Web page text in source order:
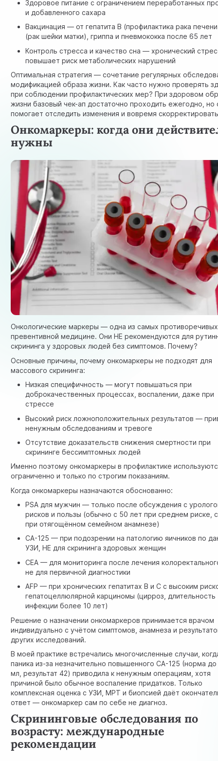
Здоровое питание с ограничением переработанных
и добавленного сахара
Вакцинация — от гепатита В (профилактика рака
(рак шейки матки), гриппа и пневмококка после 65 лет
Контроль стресса и качество сна — хронический
повышает риск метаболических нарушений
Оптимальная стратегия — сочетание регулярных
модификацией образа жизни. Как часто нужно проверять
при соблюдении профилактических мер? При здоровом
жизни базовый чек-ап достаточно проходить ежегодно, но
помогает отследить изменения и вовремя
Онкомаркеры: когда они
нужны
Онкологические маркеры — одна из самых
превентивной медицине. Они НЕ рекомендуются для
скрининга у здоровых людей без симптомов. Почему?
Основные причины, почему онкомаркеры не подходят для
массового скрининга:
Низкая специфичность — могут повышаться при
доброкачественных процессах, воспалении, даже при
стрессе
Высокий риск ложноположительных результатов —
ненужным обследованиям и тревоге
Отсутствие доказательств снижения смертности при
скрининге бессимптомных людей
Именно поэтому онкомаркеры в профилактике
ограниченно и только по строгим показаниям.
Когда онкомаркеры назначаются обоснованно:
PSA для мужчин — только после обсуждения с
рисков и пользы (обычно с 50 лет при среднем риске,
при отягощённом семейном анамнезе)
CA-125 — при подозрении на патологию яичников по
УЗИ, НЕ для скрининга здоровых женщин
CEA — для мониторинга после лечения
не для первичной диагностики
AFP — при хронических гепатитах В и С с высоким
гепатоцеллюлярной карциномы (цирроз, длительность
инфекции более 10 лет)
Решение о назначении онкомаркеров принимается врачом
индивидуально с учётом симптомов, анамнеза и
других исследований.
В моей практике встречались многочисленные случаи,
паника из-за незначительно повышенного CA-125 (норма
мл, результат 42) приводила к ненужным операциям, хотя
причиной было обычное воспаление придатков. Только
комплексная оценка с УЗИ, МРТ и биопсией даёт
ответ — онкомаркер сам по себе не диагноз.
Скрининговые обследования по
возрасту: международные
рекомендации